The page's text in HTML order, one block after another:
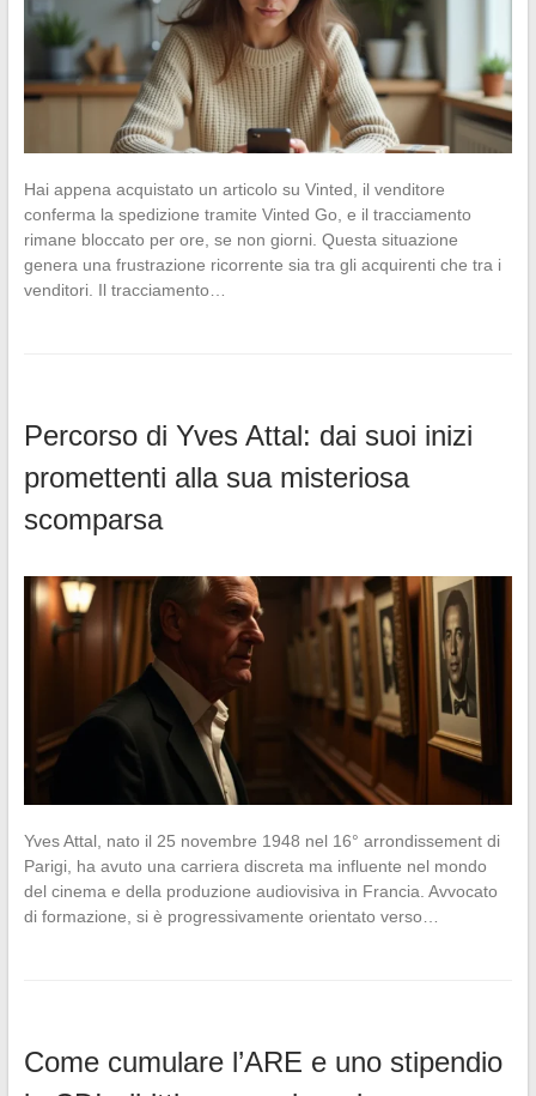
Hai appena acquistato un articolo su Vinted, il venditore
conferma la spedizione tramite Vinted Go, e il tracciamento
rimane bloccato per ore, se non giorni. Questa situazione
genera una frustrazione ricorrente sia tra gli acquirenti che tra i
venditori. Il tracciamento…
Percorso di Yves Attal: dai suoi inizi
promettenti alla sua misteriosa
scomparsa
Yves Attal, nato il 25 novembre 1948 nel 16° arrondissement di
Parigi, ha avuto una carriera discreta ma influente nel mondo
del cinema e della produzione audiovisiva in Francia. Avvocato
di formazione, si è progressivamente orientato verso…
Come cumulare l’ARE e uno stipendio